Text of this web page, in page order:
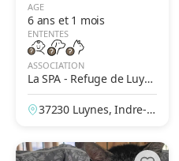
AGE
6 ans et 1 mois
ENTENTES
ASSOCIATION
La SPA - Refuge de Luyn
es – Tours
37230 Luynes, Indre-et